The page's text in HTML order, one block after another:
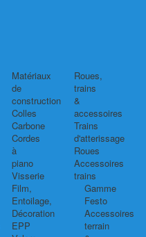
Matériaux
de
construction
Colles
Carbone
Cordes
à
piano
Visserie
Film,
Entoilage,
Décoration
EPP
Roues,
trains
&
accessoires
Trains
d'atterissage
Roues
Accessoires
trains
Gamme
Festo
Accessoires
terrain